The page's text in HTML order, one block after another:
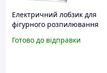
Електричний лобзик для
фігурного розпилювання
new,Мощий лобзик
Готово до відправки